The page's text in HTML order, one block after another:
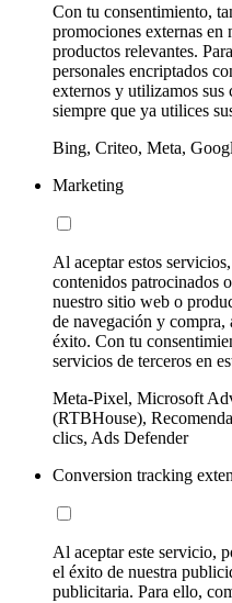
Con tu consentimiento,
promociones externas en
productos relevantes.
personales encriptados
externos y utilizamos sus
siempre que ya utilices
Bing, Criteo, Meta,
Marketing
Al aceptar estos
contenidos patrocinados
nuestro sitio web o
de navegación y compra,
éxito. Con tu
servicios de terceros en
Meta-Pixel, Microsoft
(RTBHouse),
clics, Ads Defender
Conversion tracking
Al aceptar este servicio,
el éxito de nuestra
publicitaria. Para ello,